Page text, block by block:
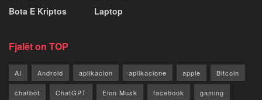
Bota E Kriptos
Laptop
Fjalët on TOP
AI Android aplikacion aplikacione apple Bitcoin
chatbot ChatGPT Elon Musk facebook gaming